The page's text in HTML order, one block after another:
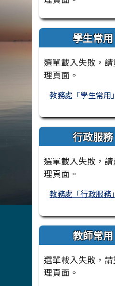
學生常用
選單載入失敗，
理頁面。
教務處「學生常用
行政服務
選單載入失敗，
理頁面。
教務處「行政服務
教師常用
選單載入失敗，
理頁面。